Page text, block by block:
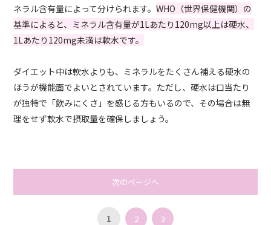
ネラル含有量によって分けられます。WHO（世界保健機関）の
基準によると、ミネラル含有量が1Lあたり120mg以上は硬水、
1Lあたり120mg未満は軟水です。
ダイエット中は軟水よりも、ミネラルをたくさん補える硬水の
ほうが機能面でよいとされています。ただし、硬水は口当たり
が独特で「飲みにくさ」を感じる方もいるので、その場合は無
理をせず軟水で摂取量を確保しましょう。
次のページへ
1 2 3